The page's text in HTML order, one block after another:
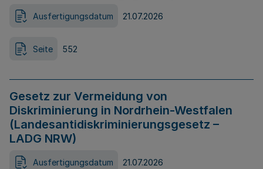
Ausfertigungsdatum 21.07.2026
Seite 552
Gesetz zur Vermeidung von
Diskriminierung in Nordrhein-Westfalen
(Landesantidiskriminierungsgesetz –
LADG NRW)
Ausfertigungsdatum 21.07.2026